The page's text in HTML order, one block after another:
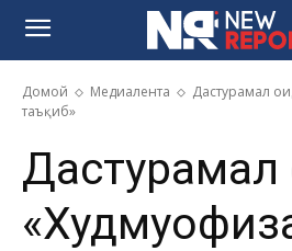
Домой Медиалента
Дастурамал
таъқиб»
Дастурамал